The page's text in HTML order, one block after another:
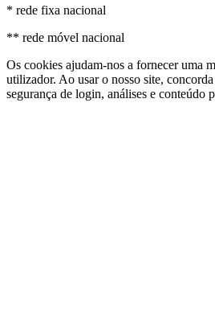
* rede fixa nacional
** rede móvel nacional
Os cookies ajudam-nos a fornecer uma
utilizador. Ao usar o nosso site,
segurança de login, análises e conteúdo